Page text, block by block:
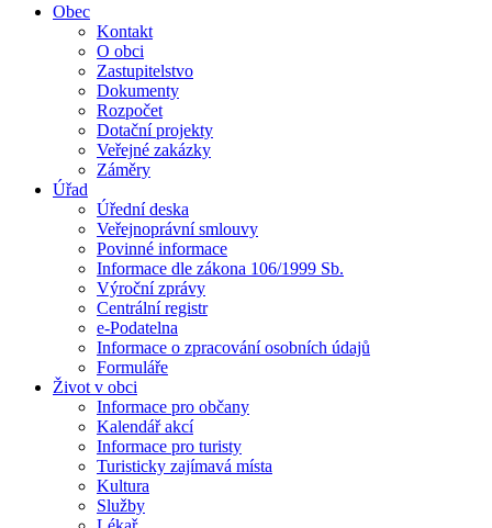
Obec
Kontakt
O obci
Zastupitelstvo
Dokumenty
Rozpočet
Dotační projekty
Veřejné zakázky
Záměry
Úřad
Úřední deska
Veřejnoprávní smlouvy
Povinné informace
Informace dle zákona 106/1999 Sb.
Výroční zprávy
Centrální registr
e-Podatelna
Informace o zpracování osobních údajů
Formuláře
Život v obci
Informace pro občany
Kalendář akcí
Informace pro turisty
Turisticky zajímavá místa
Kultura
Služby